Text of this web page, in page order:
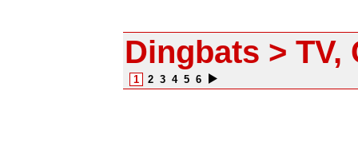
Dingbats > TV,
1 2 3 4 5 6